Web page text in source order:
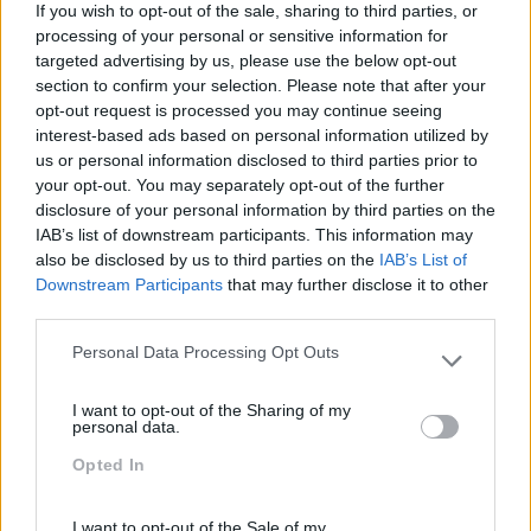
If you wish to opt-out of the sale, sharing to third parties, or
processing of your personal or sensitive information for
targeted advertising by us, please use the below opt-out
section to confirm your selection. Please note that after your
opt-out request is processed you may continue seeing
interest-based ads based on personal information utilized by
us or personal information disclosed to third parties prior to
your opt-out. You may separately opt-out of the further
disclosure of your personal information by third parties on the
IAB’s list of downstream participants. This information may
also be disclosed by us to third parties on the IAB’s List of
Downstream Participants that may further disclose it to other
Please note that this website/app uses one or more Google
not limited to your visit or usage behaviour. You may click to
grant or deny consent to Google and its third-party tags to
use your data for below specified purposes in below Google
Personal Data Processing Opt Outs
I want to opt-out of the Sharing of my
personal data.
Opted In
Media,UXeResponsive Design?
…. As situações que noscriam desconfortoe nos
fazemsentir desatualizados são cada vez mais…
Então, já não está FARTO DE ESTAR ULTRAPASSADO
ALGUNS MOMENTOS DA
PALESTRA…